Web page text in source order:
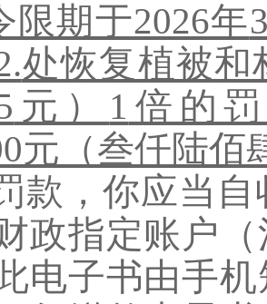
限期于2026年
处恢复植被和
元） 1 倍的
元 （叁仟陆
款，你应当
政指定账户
电子书由手